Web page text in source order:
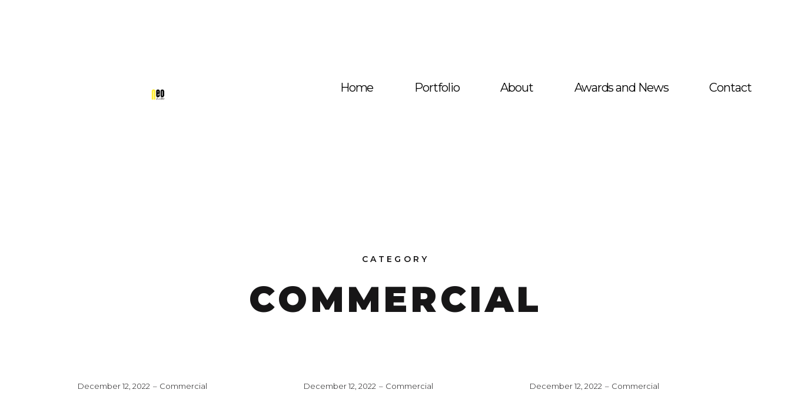
Home Portfolio About Awards and News Contact
CATEGORY
COMMERCIAL
December 12, 2022 Commercial December 12, 2022 Commercial December 12, 2022 Commercial